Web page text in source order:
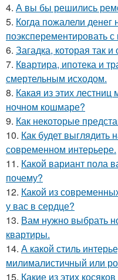
4. А вы бы решились
5. Когда пожалели денег
поэксперементировать
6. Загадка, которая так
7. Квартира, ипотека и
смертельным исходом.
8. Какая из этих
ночном кошмаре?
9. Как некоторые
10. Как будет выглядить
современном интерьере.
11. Какой вариант пола
почему?
12. Какой из
у вас в сердце?
13. Вам нужно выбрать
квартиры.
14. А какой стиль
милималистичный или
15. Какие из этих